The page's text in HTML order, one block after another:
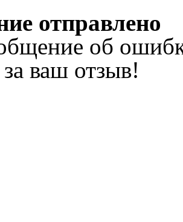
отправлено
об
ваш отзыв!